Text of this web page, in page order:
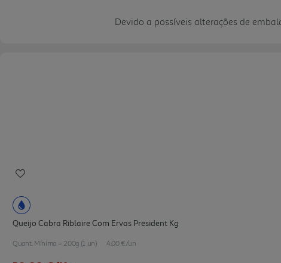
Devido a possíveis alterações de
Queijo Cabra Riblaire Com Ervas President Kg
Quant. Mínima = 200g (1 un) 4.00 €/un